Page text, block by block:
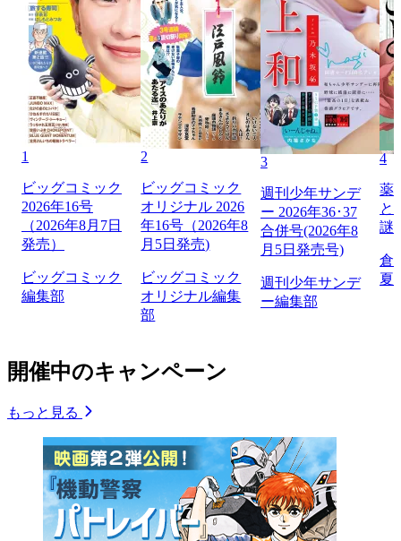
1
ビッグコミック
2026年16号
（2026年8月7日
発売）
ビッグコミック
編集部
2
ビッグコミック
オリジナル 2026
年16号（2026年8
月5日発売)
ビッグコミック
オリジナル編集
部
3
週刊少年サンデ
ー 2026年36･37
合併号(2026年8
月5日発売号)
週刊少年サンデ
ー編集部
4
薬
と
謎
倉
夏
開催中のキャンペーン
もっと見る